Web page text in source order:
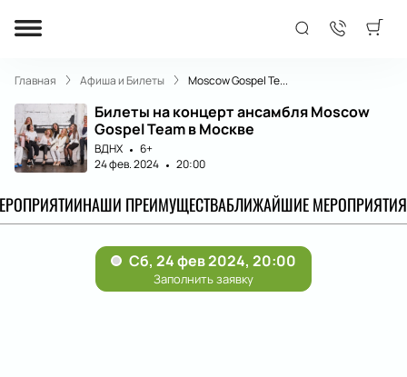
Главная Афиша и Билеты Moscow Gospel Te...
Билеты на концерт ансамбля Moscow
Gospel Team в Москве
ВДНХ
6+
24 фев. 2024
20:00
НАШИ ПРЕИМУЩЕСТВАБЛИЖАЙШИЕ МЕРОПРИЯТИЯ